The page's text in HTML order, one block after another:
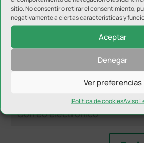
sitio. No consentir o retirar el consentimiento,
negativamente a ciertas características y
Aceptar
Denegar
Ver preferencias
Política de cookiesAviso